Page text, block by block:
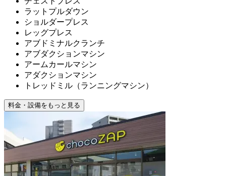
ラットプルダウン
ショルダープレス
レッグプレス
アブドミナルクランチ
アブダクションマシン
アームカールマシン
アダクションマシン
トレッドミル（ランニングマシン）
料金・設備をもっと見る